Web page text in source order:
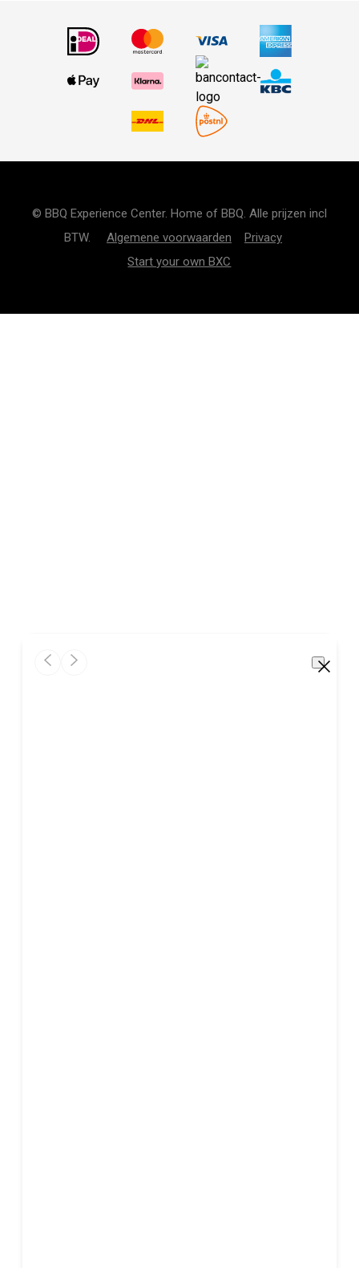
© BBQ Experience Center. Home of BBQ. Alle prijzen incl
BTW. Algemene voorwaarden
Privacy
Start your own BXC